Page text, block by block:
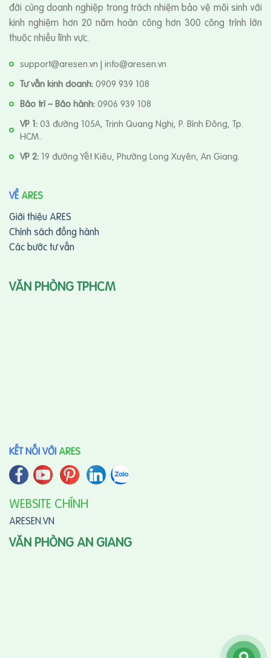
đời cùng doanh nghiệp trong trách nhiệm bảo vệ môi sinh với
kinh nghiệm hơn 20 năm hoàn công hơn 300 công trình lớn
thuộc nhiều lĩnh vực.
support@aresen.vn | info@aresen.vn
Tư vấn kinh doanh:0909 939 108
Bảo trì – Bảo hành:0906 939 108
VP 1:03 đường 105A, Trịnh Quang Nghị, P. Bình Đông, Tp.
HCM.
VP 2: 19 đường Yết Kiêu, Phường Long Xuyên, An Giang.
VỀ ARES
Giới thiệu ARES
Chính sách đồng hành
Các bước tư vấn
VĂN PHÒNG TPHCM
KẾT NỐI VỚI ARES
WEBSITE CHÍNH
ARESEN.VN
VĂN PHÒNG AN GIANG